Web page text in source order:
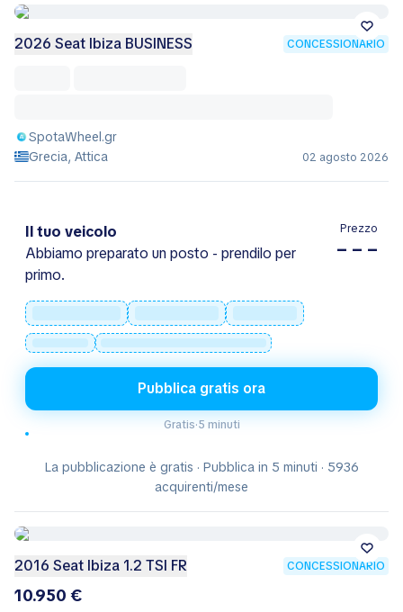
2026 Seat Ibiza BUSINESS CONCESSIONARIO
SpotaWheel.gr
Grecia, Attica
02 agosto 2026
Il tuo veicolo
Abbiamo preparato un posto - prendilo per
primo.
Prezzo
– – –
Pubblica gratis ora
Gratis·5 minuti
La pubblicazione è gratis · Pubblica in 5 minuti · 5936
acquirenti/mese
2016 Seat Ibiza 1.2 TSI FR CONCESSIONARIO
10.950 €